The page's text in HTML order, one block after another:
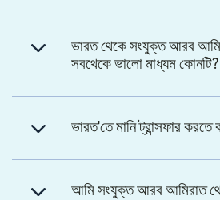
ভারত থেকে সংযুক্ত আরব
সবথেকে ভালো মাধ্যম কোনটি?
ভারত'তে মানি ট্রান্সফার
আমি সংযুক্ত আরব আমিরাত